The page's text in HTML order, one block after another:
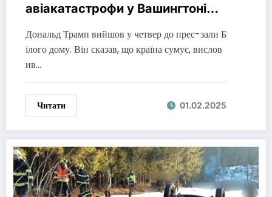
авіакатастрофи у Вашингтоні
різноманітності та
інклюзивності”
Дональд Трамп вийшов у четвер до прес-зали Б
ілого дому. Він сказав, що країна сумує, вислов
ив…
Читати 01.02.2025